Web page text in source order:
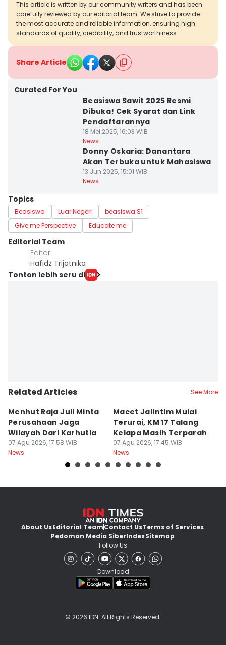
This article is written by our community writers and has been
carefully reviewed by our editorial team. We strive to provide
the most accurate and reliable information, ensuring high
standards of quality, credibility, and trustworthiness.
Share Article
Curated For You
Beasiswa Sawit 2025 Resmi
Dibuka! Cek Syarat dan Link
Pendaftarannya
18 Mei 2025, 16:03 WIB
News
Donny Oskaria: Danantara
Akan Terbuka untuk Mahasiswa
13 Jun 2025, 15:01 WIB
News
Topics
Beasiswa Luar Negeri
beasiswa S1
Give me Perspective
Educate me
Editorial Team
Editor
Hafidz Trijatnika
Tonton lebih seru di
Related Articles See More
Menhut Raja Juli Minta
Perusahaan Jaga
Wilayah Dari Karhutla
07 Agu 2026, 17:58 WIB
News
Macet Jalintim Mulai
Terurai, KM 17 Talang
Kelapa Masih Terparah
07 Agu 2026, 17:45 WIB
News
About UsEditorial TeamContact UsTerms of Services
Pedoman Media SiberIndexSitemap
Follow Us
Download
© 2026 IDN. All Rights Reserved.